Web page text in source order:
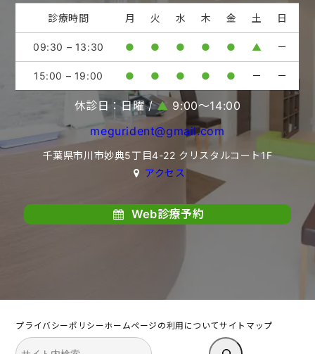
診療時間 月 火 水 木 金 土 日
09:30 – 13:30 ● ● ● ● ● ▲ －
15:00 – 19:00 ● ● ● ● ● － －
休診日：日曜 /▲ 9:00〜14:00
megurident@gmail.com
千葉県市川市妙典5丁目4-22 クリスタルコート1F
アクセス
Web診療予約
プライバシーポリシーホームページの利用についてサイトマップ
検